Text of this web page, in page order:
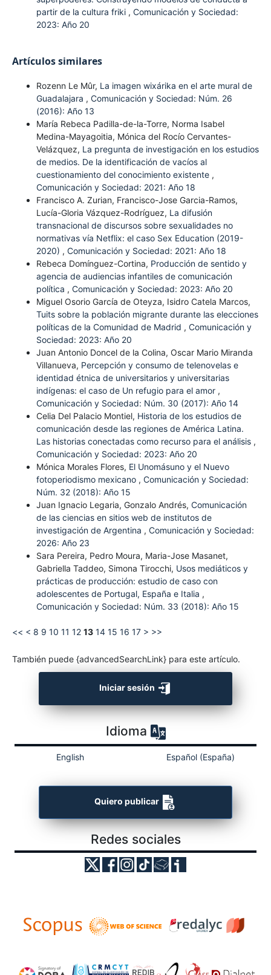
partir de la cultura friki , Comunicación y Sociedad:
2023: Año 20
Artículos similares
Rozenn Le Mûr, La imagen wixárika en el arte mural de
Guadalajara , Comunicación y Sociedad: Núm. 26
(2016): Año 13
María Rebeca Padilla-de-la-Torre, Norma Isabel
Medina-Mayagoitia, Mónica del Rocío Cervantes-
Velázquez, La pregunta de investigación en los estudios
de medios. De la identificación de vacíos al
cuestionamiento del conocimiento existente ,
Comunicación y Sociedad: 2021: Año 18
Francisco A. Zurian, Francisco-Jose Garcia-Ramos,
Lucía-Gloria Vázquez-Rodríguez, La difusión
transnacional de discursos sobre sexualidades no
normativas vía Netflix: el caso Sex Education (2019-
2020) , Comunicación y Sociedad: 2021: Año 18
Rebeca Domínguez-Cortina, Producción de sentido y
agencia de audiencias infantiles de comunicación
política , Comunicación y Sociedad: 2023: Año 20
Miguel Osorio García de Oteyza, Isidro Catela Marcos,
Tuits sobre la población migrante durante las elecciones
políticas de la Comunidad de Madrid , Comunicación y
Sociedad: 2023: Año 20
Juan Antonio Doncel de la Colina, Oscar Mario Miranda
Villanueva, Percepción y consumo de telenovelas e
identidad étnica de universitarios y universitarias
indígenas: el caso de Un refugio para el amor ,
Comunicación y Sociedad: Núm. 30 (2017): Año 14
Celia Del Palacio Montiel, Historia de los estudios de
comunicación desde las regiones de América Latina.
Las historias conectadas como recurso para el análisis ,
Comunicación y Sociedad: 2023: Año 20
Mónica Morales Flores, El Unomásuno y el Nuevo
fotoperiodismo mexicano , Comunicación y Sociedad:
Núm. 32 (2018): Año 15
Juan Ignacio Legaria, Gonzalo Andrés, Comunicación
de las ciencias en sitios web de institutos de
investigación de Argentina , Comunicación y Sociedad:
2026: Año 23
Sara Pereira, Pedro Moura, Maria-Jose Masanet,
Gabriella Taddeo, Simona Tirocchi, Usos mediáticos y
prácticas de producción: estudio de caso con
adolescentes de Portugal, España e Italia ,
Comunicación y Sociedad: Núm. 33 (2018): Año 15
<< < 8 9 10 11 12 13 14 15 16 17 > >>
También puede {advancedSearchLink} para este artículo.
Iniciar sesión
Idioma
English Español (España)
Quiero publicar
Redes sociales